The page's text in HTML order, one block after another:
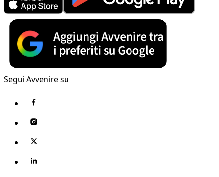
Segui Avvenire su